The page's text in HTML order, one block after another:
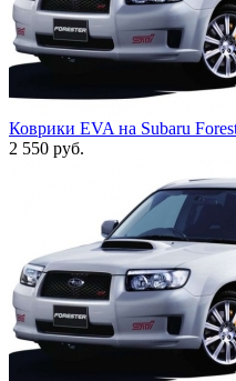
Коврики EVA на Subaru
2 550 руб.